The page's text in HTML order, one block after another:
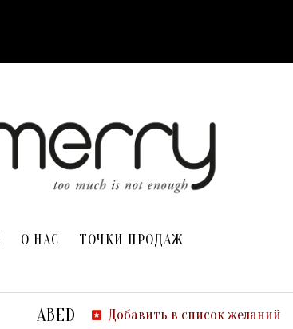
О НАС ТОЧКИ ПРОДАЖ
ABED
Добавить в список желаний